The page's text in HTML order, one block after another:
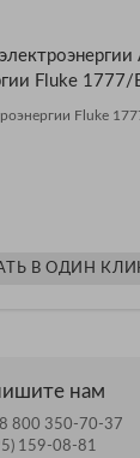
Fluke 1777/
Fluke
В ОДИН
нам
8 800 350-70-37
159-08-81